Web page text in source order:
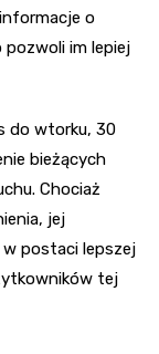
o
im lepiej
do wtorku, 30
bieżących
Chociaż
jej
w postaci lepszej
tej